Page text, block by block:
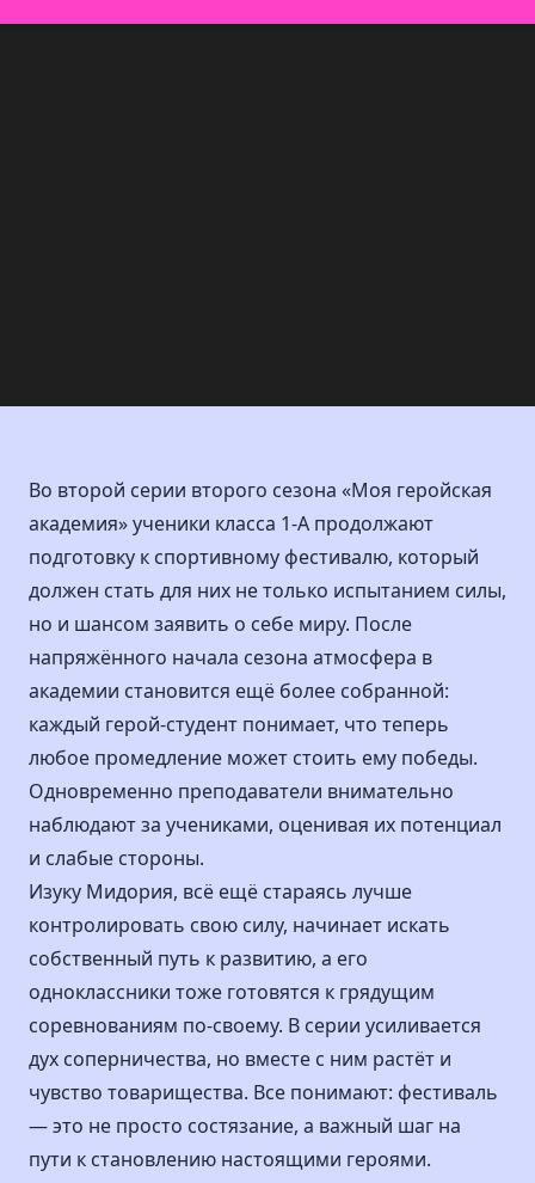
Во второй серии второго сезона «Моя геройская
академия» ученики класса 1-А продолжают
подготовку к спортивному фестивалю, который
должен стать для них не только испытанием силы,
но и шансом заявить о себе миру. После
напряжённого начала сезона атмосфера в
академии становится ещё более собранной:
каждый герой-студент понимает, что теперь
любое промедление может стоить ему победы.
Одновременно преподаватели внимательно
наблюдают за учениками, оценивая их потенциал
и слабые стороны.
Изуку Мидория, всё ещё стараясь лучше
контролировать свою силу, начинает искать
собственный путь к развитию, а его
одноклассники тоже готовятся к грядущим
соревнованиям по-своему. В серии усиливается
дух соперничества, но вместе с ним растёт и
чувство товарищества. Все понимают: фестиваль
— это не просто состязание, а важный шаг на
пути к становлению настоящими героями.